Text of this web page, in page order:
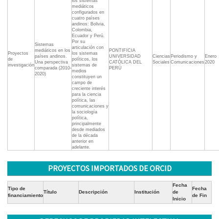
Proyectos
de
investigación
Sistemas
mediáticos en los
países andinos.
Una perspectiva
comparada (2010-
2020)
mediáticos
configurados en
cuatro países
andinos: Bolivia,
Colombia,
Ecuador y Perú.
Por su
articulación con
los sistemas
políticos, los
sistemas de
medios
constituyen un
campo de
creciente interés
para la ciencia
política, las
comunicaciones y
la sociología
política,
principalmente
desde mediados
de la década
anterior en
adelante.
PONTIFICIA
UNIVERSIDAD
CATÓLICA DEL
PERÚ
Ciencias
Sociales
Periodismo y
Comunicaciones
Enero
2020
PROYECTOS IMPORTADOS DE ORCID
Tipo de
financiamiento
Título Descripción Institución
Fecha
de
Inicio
Fecha
de Fin